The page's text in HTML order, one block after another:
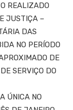
REALIZADO
JUSTIÇA –
DAS
NO PERÍODO
DE
SERVIÇO DO
ÚNICA NO